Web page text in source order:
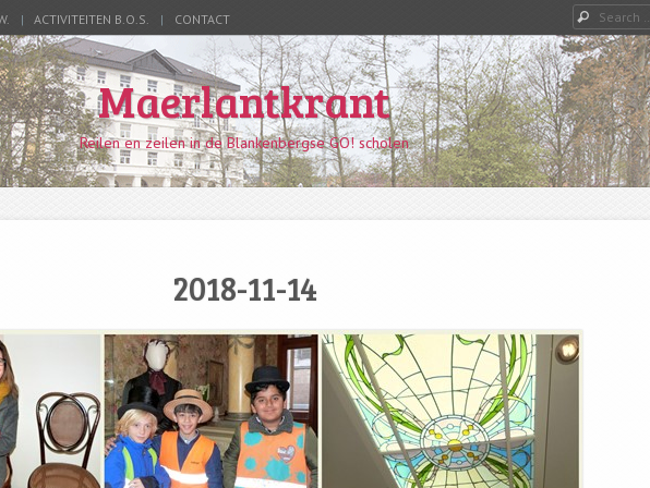
ACTIVITEITEN B.O.S. CONTACT Search
Maerlantkrant
Reilen en zeilen in de Blankenbergse GO! scholen
2018-11-14